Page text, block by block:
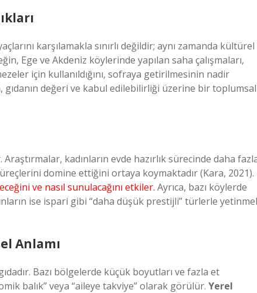
karşılamakla sınırlı değildir; aynı zamanda kültürel
Ege ve Akdeniz köylerinde yapılan saha çalışmaları,
için kullanıldığını, sofraya getirilmesinin nadir
değeri ve kabul edilebilirliği üzerine bir toplumsal
kadınların evde hazırlık sürecinde daha
domine ettiğini ortaya koymaktadır (Kara, 2021).
ve nasıl sunulacağını etkiler. Ayrıca, bazı köylerde
ise ispari gibi “daha düşük prestijli” türlerle
Anlamı
Bazı bölgelerde küçük boyutları ve fazla et
balık” veya “aileye takviye” olarak görülür. Yerel